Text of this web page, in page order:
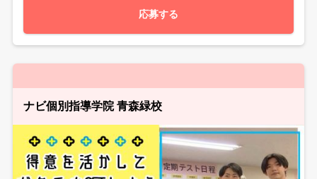
応募する
ナビ個別指導学院 青森緑校